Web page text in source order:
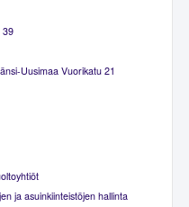
39
Uusimaa Vuorikatu 21
ja asuinkiinteistöjen hallinta